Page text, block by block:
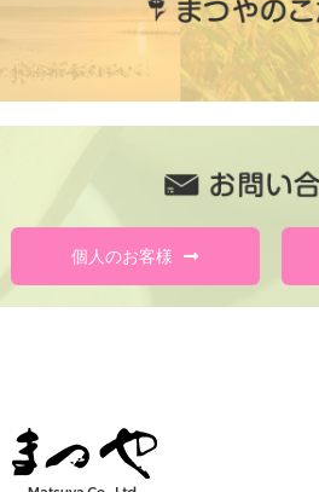
個人のお客様